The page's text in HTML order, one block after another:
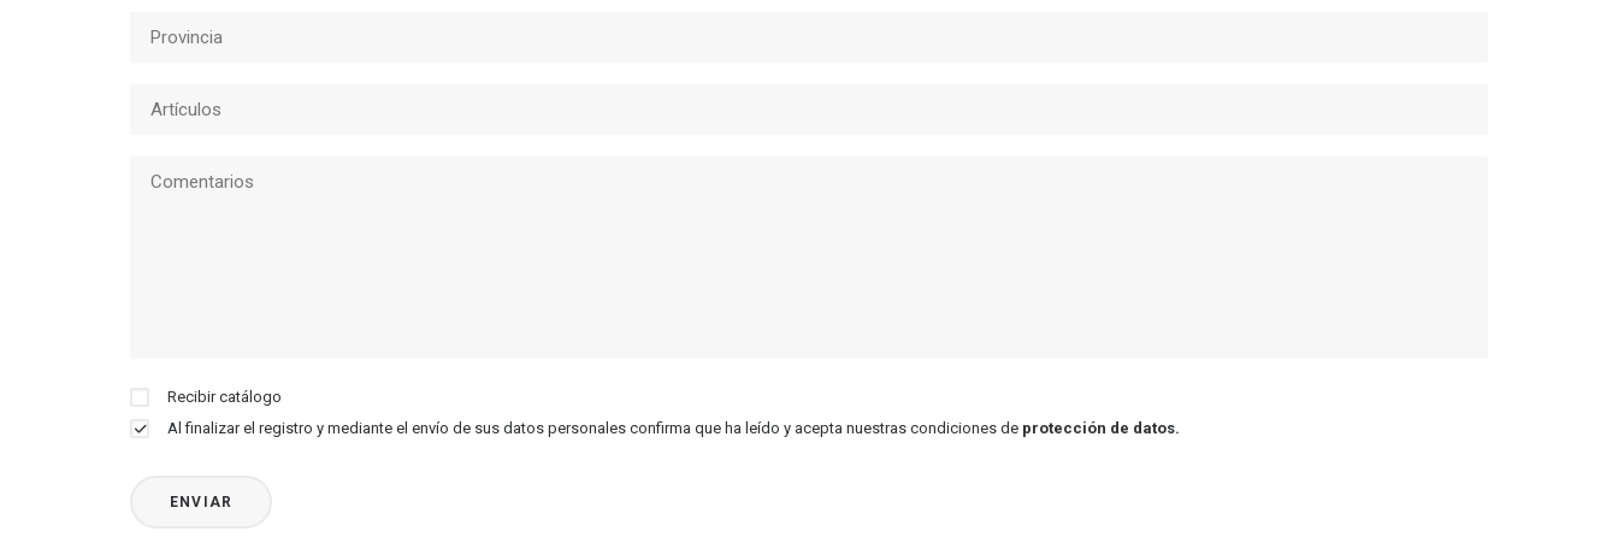
Recibir catálogo
Al finalizar el registro y mediante el envío de sus datos personales confirma que ha leído y acepta nuestras condiciones de protección de datos.